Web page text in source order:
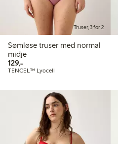
Truser, 3 for 2
Sømløse truser med normal
midje
129,-129,00 kr
TENCEL™ Lyocell